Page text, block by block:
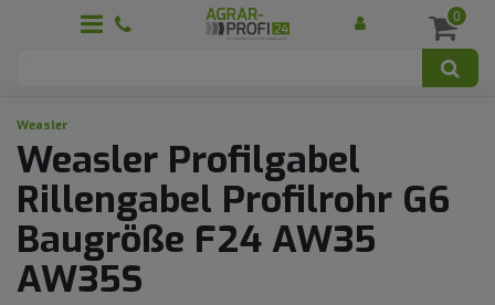
0
Weasler
Weasler Profilgabel
Rillengabel Profilrohr G6
Baugröße F24 AW35
AW35S